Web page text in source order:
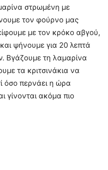
στρωμένη με
τον φούρνο μας
με τον κρόκο αβγού,
ψήνουμε για 20 λεπτά
Βγάζουμε τη λαμαρίνα
τα κριτσινάκια να
όσο περνάει η ώρα
γίνονται ακόμα πιο